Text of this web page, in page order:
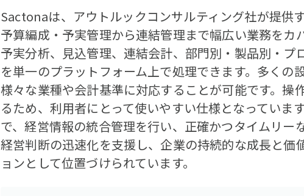
Sactonaは、アウトルックコンサルティング社が提供
予算編成・予実管理から連結管理まで幅広い業務をカ
予実分析、見込管理、連結会計、部門別・製品別・
を単一のプラットフォーム上で処理できます。多くの
様々な業種や会計基準に対応することが可能です。操
るため、利用者にとって使いやすい仕様となっていま
で、経営情報の統合管理を行い、正確かつタイムリー
経営判断の迅速化を支援し、企業の持続的な成長と
ョンとして位置づけられています。